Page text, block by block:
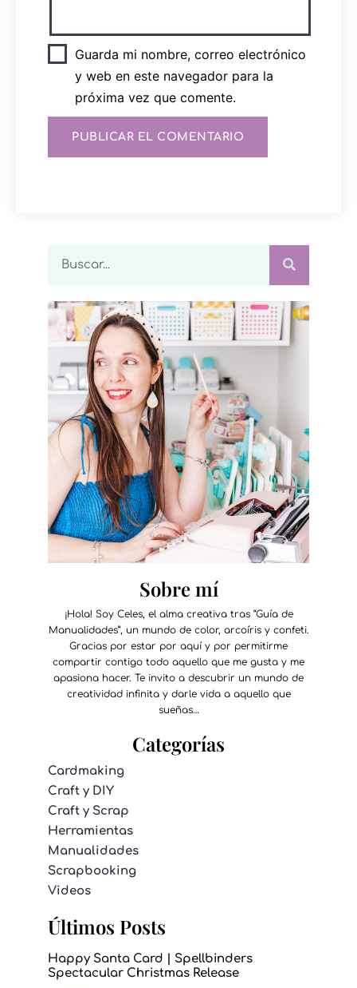
Guarda mi nombre, correo electrónico
y web en este navegador para la
próxima vez que comente.
Sobre mí
¡Hola! Soy Celes, el alma creativa tras “Guía de
Manualidades”, un mundo de color, arcoíris y confeti.
Gracias por estar por aquí y por permitirme
compartir contigo todo aquello que me gusta y me
apasiona hacer. Te invito a descubrir un mundo de
creatividad infinita y darle vida a aquello que
sueñas…
Categorías
Cardmaking
Craft y DIY
Craft y Scrap
Herramientas
Manualidades
Scrapbooking
Videos
Últimos Posts
Happy Santa Card | Spellbinders
Spectacular Christmas Release